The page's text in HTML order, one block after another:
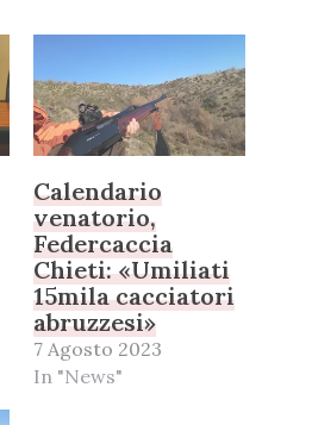
Calendario
venatorio,
Federcaccia
Chieti: «Umiliati
15mila cacciatori
abruzzesi»
7 Agosto 2023
In "News"